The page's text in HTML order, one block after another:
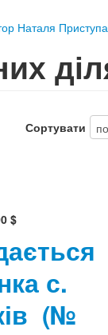
Наталя Приступа
Сортувати
$
с.
(№